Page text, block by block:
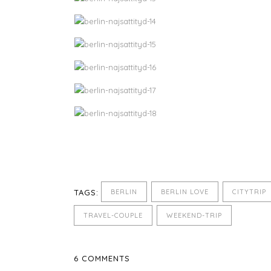
TAGS: BERLIN BERLIN LOVE CITYTRIP
TRAVEL-COUPLE WEEKEND-TRIP
6 COMMENTS